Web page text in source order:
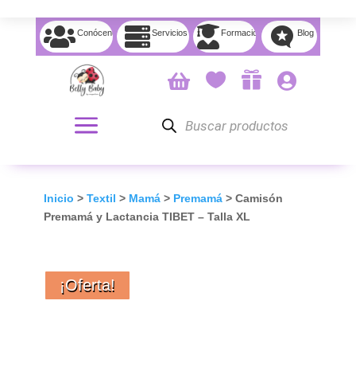
Conócenos Servicios  Formación  Blog
   
productos
Inicio > Textil > Mamá> Premamá> Camisón
Premamá y Lactancia TIBET – Talla XL
¡Oferta!